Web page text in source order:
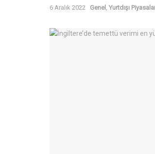
6 Aralık 2022 Genel Yurtdışı